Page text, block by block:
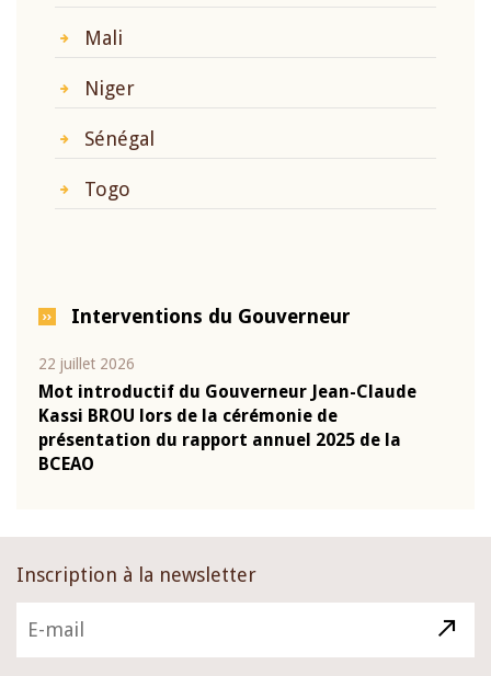
Mali
Niger
Sénégal
Togo
Interventions du Gouverneur
22 juillet 2026
Mot introductif du Gouverneur Jean-Claude
Kassi BROU lors de la cérémonie de
présentation du rapport annuel 2025 de la
BCEAO
Inscription à la newsletter